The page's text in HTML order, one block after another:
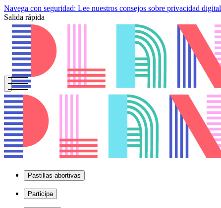
Navega con seguridad: Lee nuestros consejos sobre privacidad digital
Salida rápida
Pastillas abortivas
Participa